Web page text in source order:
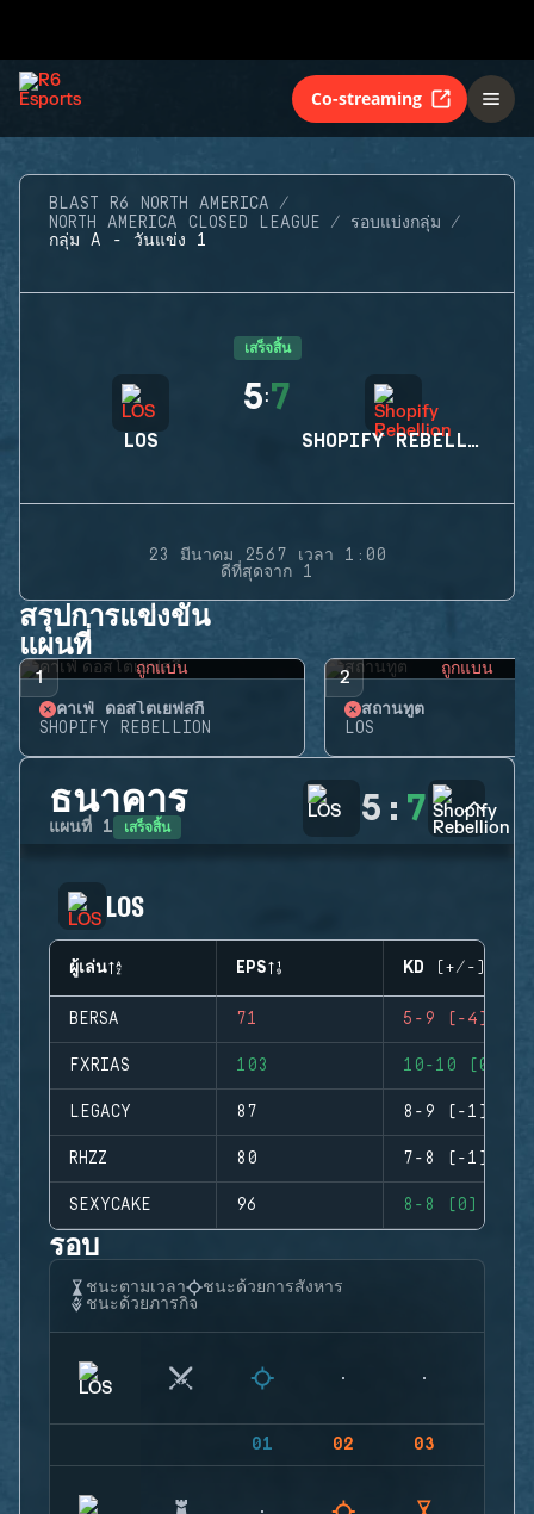
Co-streaming
BLAST R6 NORTH AMERICA
NORTH AMERICA CLOSED LEAGUE
รอบแบ่งกลุ่ม
กลุ่ม A - วันแข่ง 1
เสร็จสิ้น
LOS
5:7
SHOPIFY REBELLION
23 มีนาคม 2567 เวลา 1:00
ดีที่สุดจาก 1
สรุปการแข่งขัน
แผนที่
1 ถูกแบน
คาเฟ่ ดอสโตเยฟสกี้
SHOPIFY REBELLION
2 ถูกแบน
สถานทูต
LOS
ธนาคาร
แผนที่ 1 เสร็จสิ้น 5 : 7
LOS
ผู้เล่น EPS KD (+/-)
BERSA 71 5-9 (-4)
FXRIAS 103 10-10 (0)
LEGACY 87 8-9 (-1)
RHZZ 80 7-8 (-1)
SEXYCAKE 96 8-8 (0)
รอบ
ชนะตามเวลา
ชนะด้วยการสังหาร
ชนะด้วยภารกิจ
01 02 03